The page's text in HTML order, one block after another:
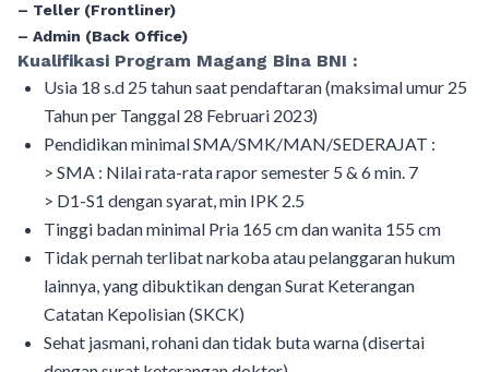
– Teller (Frontliner)
– Admin (Back Office)
Kualifikasi Program Magang Bina BNI :
Usia 18 s.d 25 tahun saat pendaftaran (maksimal umur 25
Tahun per Tanggal 28 Februari 2023)
Pendidikan minimal SMA/SMK/MAN/SEDERAJAT :
> SMA : Nilai rata-rata rapor semester 5 & 6 min. 7
> D1-S1 dengan syarat, min IPK 2.5
Tinggi badan minimal Pria 165 cm dan wanita 155 cm
Tidak pernah terlibat narkoba atau pelanggaran hukum
lainnya, yang dibuktikan dengan Surat Keterangan
Catatan Kepolisian (SKCK)
Sehat jasmani, rohani dan tidak buta warna (disertai